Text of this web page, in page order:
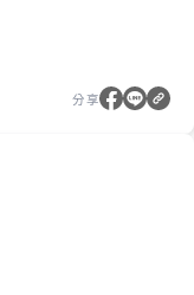
分享